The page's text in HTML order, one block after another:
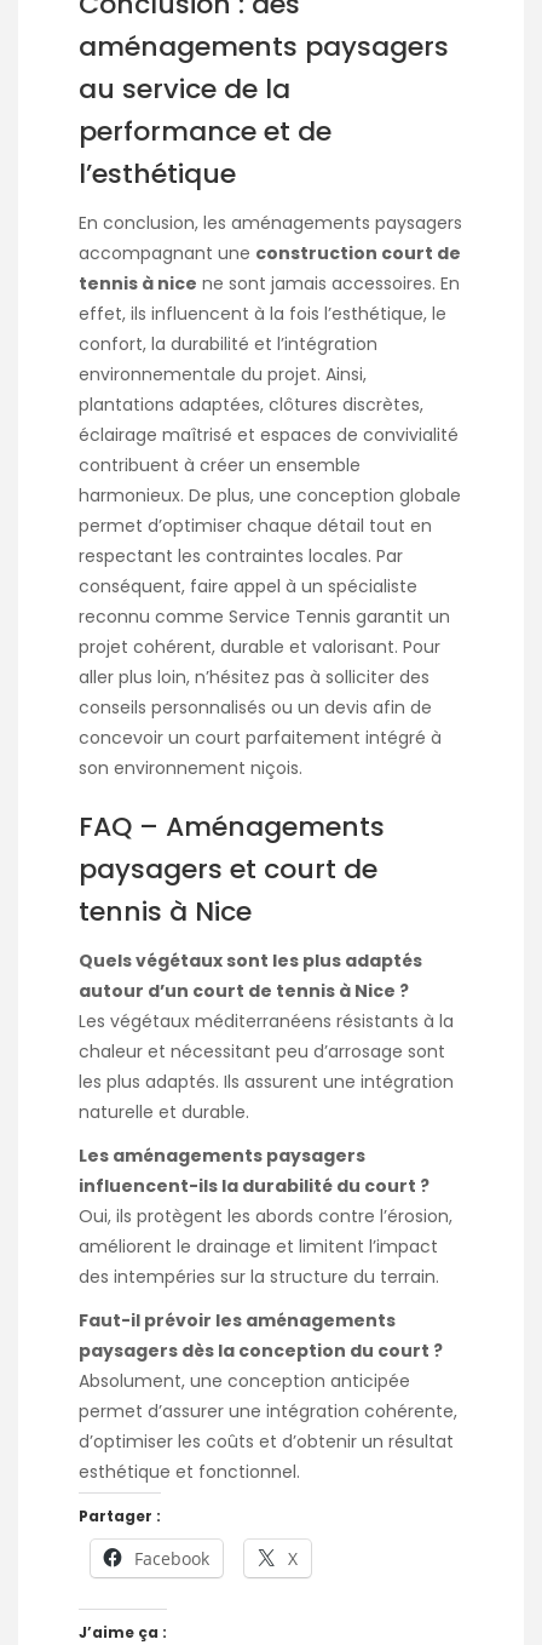
aménagements paysagers
au service de la
performance et de
l’esthétique
En conclusion, les aménagements paysagers
accompagnant une construction court de
tennis à nice ne sont jamais accessoires. En
effet, ils influencent à la fois l’esthétique, le
confort, la durabilité et l’intégration
environnementale du projet. Ainsi,
plantations adaptées, clôtures discrètes,
éclairage maîtrisé et espaces de convivialité
contribuent à créer un ensemble
harmonieux. De plus, une conception globale
permet d’optimiser chaque détail tout en
respectant les contraintes locales. Par
conséquent, faire appel à un spécialiste
reconnu comme Service Tennis garantit un
projet cohérent, durable et valorisant. Pour
aller plus loin, n’hésitez pas à solliciter des
conseils personnalisés ou un devis afin de
concevoir un court parfaitement intégré à
son environnement niçois.
FAQ – Aménagements
paysagers et court de
tennis à Nice
Quels végétaux sont les plus adaptés
autour d’un court de tennis à Nice ?
Les végétaux méditerranéens résistants à la
chaleur et nécessitant peu d’arrosage sont
les plus adaptés. Ils assurent une intégration
naturelle et durable.
Les aménagements paysagers
influencent-ils la durabilité du court ?
Oui, ils protègent les abords contre l’érosion,
améliorent le drainage et limitent l’impact
des intempéries sur la structure du terrain.
Faut-il prévoir les aménagements
paysagers dès la conception du court ?
Absolument, une conception anticipée
permet d’assurer une intégration cohérente,
d’optimiser les coûts et d’obtenir un résultat
esthétique et fonctionnel.
Partager :
Facebook X
J’aime ça :